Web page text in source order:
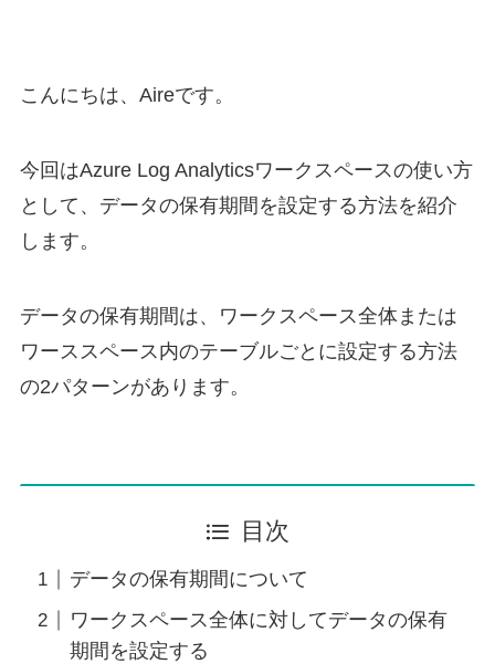
こんにちは、Aireです。
今回はAzure Log Analyticsワークスペースの使い方
として、データの保有期間を設定する方法を紹介
します。
データの保有期間は、ワークスペース全体または
ワーススペース内のテーブルごとに設定する方法
の2パターンがあります。
目次
データの保有期間について
ワークスペース全体に対してデータの保有
期間を設定する